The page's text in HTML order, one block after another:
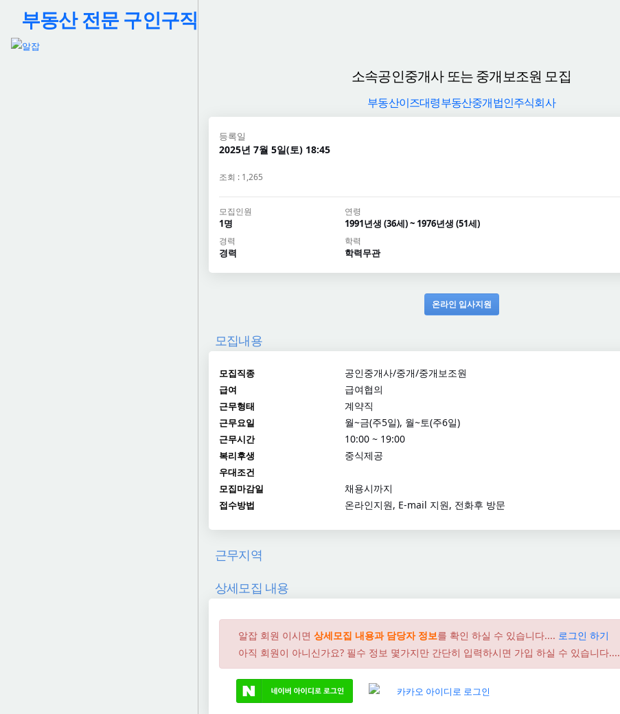
부동산 전문 구인구직
소속공인중개사 또는 중개보조원 모집
부동산이즈대령부동산중개법인주식회사
등록일
2025년 7월 5일(토) 18:45
조회 : 1,265
모집인원
1명
연령
1991년생 (36세) ~ 1976년생 (51세)
경력
경력
학력
학력무관
온라인 입사지원
모집내용
모집직종 공인중개사/중개/중개보조원
급여 급여협의
근무형태 계약직
근무요일 월~금(주5일), 월~토(주6일)
근무시간 10:00 ~ 19:00
복리후생 중식제공
우대조건
모집마감일
채용시까지
접수방법 온라인지원, E-mail 지원, 전화후 방문
근무지역
상세모집 내용
알잡 회원 이시면 상세모집 내용과 담당자 정보를 확인 하실 수 있습니다.... 로그인 하기
아직 회원이 아니신가요? 필수 정보 몇가지만 간단히 입력하시면 가입 하실 수 있습니다....